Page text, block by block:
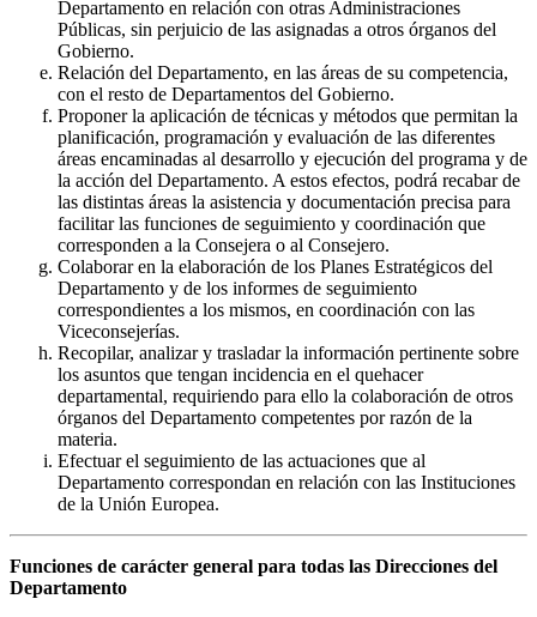
Departamento en relación con otras Administraciones
Públicas, sin perjuicio de las asignadas a otros órganos del
Gobierno.
Relación del Departamento, en las áreas de su competencia,
con el resto de Departamentos del Gobierno.
Proponer la aplicación de técnicas y métodos que permitan la
planificación, programación y evaluación de las diferentes
áreas encaminadas al desarrollo y ejecución del programa y de
la acción del Departamento. A estos efectos, podrá recabar de
las distintas áreas la asistencia y documentación precisa para
facilitar las funciones de seguimiento y coordinación que
corresponden a la Consejera o al Consejero.
Colaborar en la elaboración de los Planes Estratégicos del
Departamento y de los informes de seguimiento
correspondientes a los mismos, en coordinación con las
Viceconsejerías.
Recopilar, analizar y trasladar la información pertinente sobre
los asuntos que tengan incidencia en el quehacer
departamental, requiriendo para ello la colaboración de otros
órganos del Departamento competentes por razón de la
materia.
Efectuar el seguimiento de las actuaciones que al
Departamento correspondan en relación con las Instituciones
de la Unión Europea.
Funciones de carácter general para todas las Direcciones del
Departamento